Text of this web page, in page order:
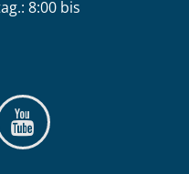
8:00 bis